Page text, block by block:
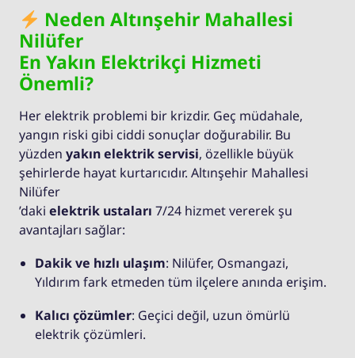
Neden Altınşehir Mahallesi
Nilüfer
En Yakın Elektrikçi Hizmeti
Önemli?
Her elektrik problemi bir krizdir. Geç müdahale,
yangın riski gibi ciddi sonuçlar doğurabilir. Bu
yüzden yakın elektrik servisi, özellikle büyük
şehirlerde hayat kurtarıcıdır. Altınşehir Mahallesi
Nilüfer
’daki elektrik ustaları 7/24 hizmet vererek şu
avantajları sağlar:
Dakik ve hızlı ulaşım: Nilüfer, Osmangazi,
Yıldırım fark etmeden tüm ilçelere anında erişim.
Kalıcı çözümler: Geçici değil, uzun ömürlü
elektrik çözümleri.